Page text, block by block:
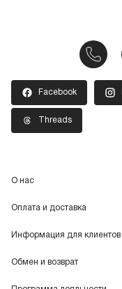
Facebook
Threads
О нас
Оплата и доставка
Информация для клиентов
Обмен и возврат